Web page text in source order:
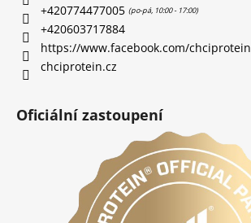
+420774477005
+420603717884
https://www.facebook.com/chciprotein
chciprotein.cz
Oficiální zastoupení